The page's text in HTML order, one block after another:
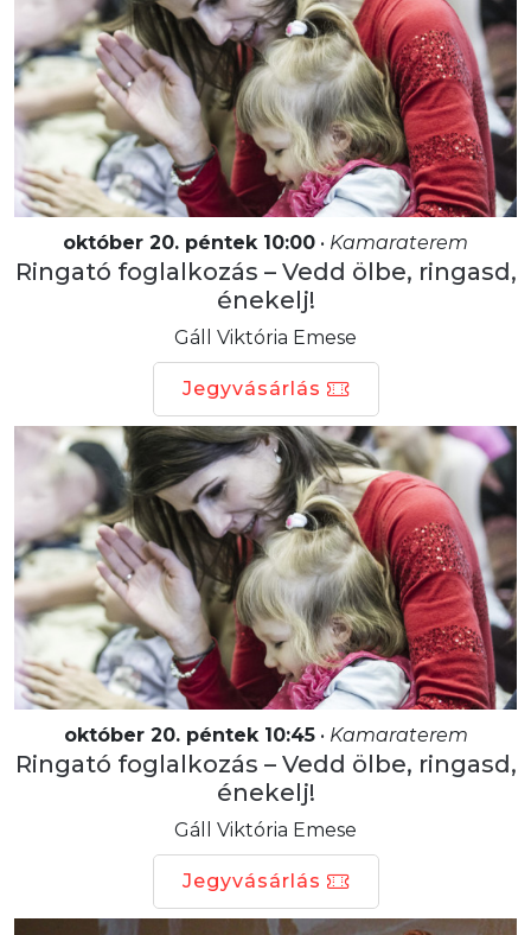
október 20. péntek 10:00 • Kamaraterem
Ringató foglalkozás – Vedd ölbe, ringasd,
énekelj!
Gáll Viktória Emese
Jegyvásárlás
október 20. péntek 10:45• Kamaraterem
Ringató foglalkozás – Vedd ölbe, ringasd,
énekelj!
Gáll Viktória Emese
Jegyvásárlás